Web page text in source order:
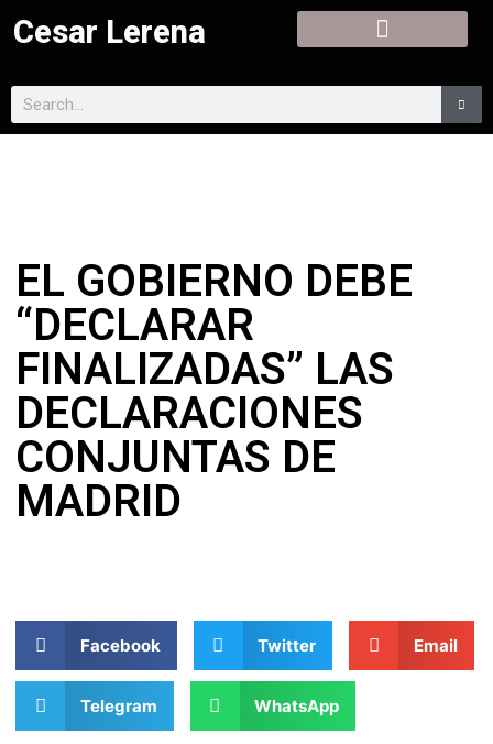
Cesar Lerena
EL GOBIERNO DEBE
“DECLARAR
FINALIZADAS” LAS
DECLARACIONES
CONJUNTAS DE
MADRID
Facebook Twitter Email
Telegram WhatsApp